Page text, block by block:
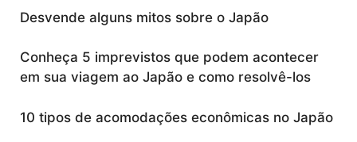
Desvende alguns mitos sobre o Japão
Conheça 5 imprevistos que podem acontecer
em sua viagem ao Japão e como resolvê-los
10 tipos de acomodações econômicas no Japão